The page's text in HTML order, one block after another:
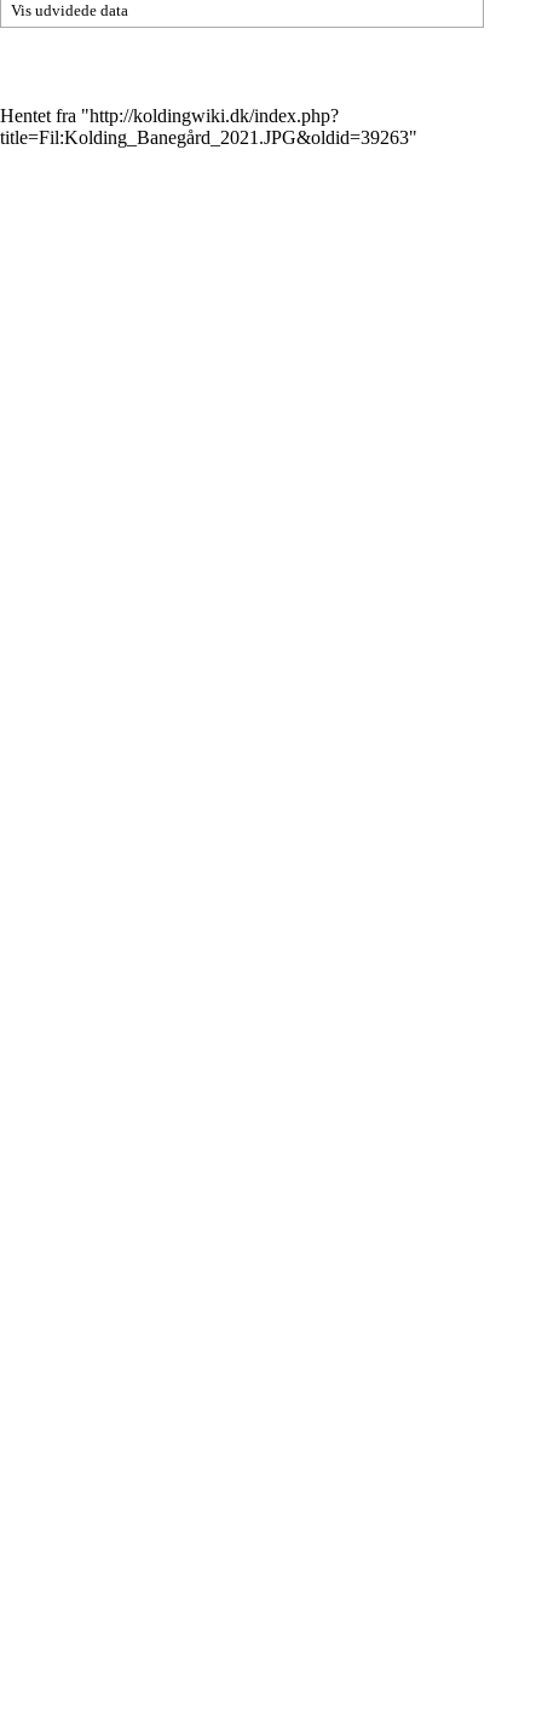
Vis udvidede data
Hentet fra "http://koldingwiki.dk/index.php?
title=Fil:Kolding_Banegård_2021.JPG&oldid=39263"